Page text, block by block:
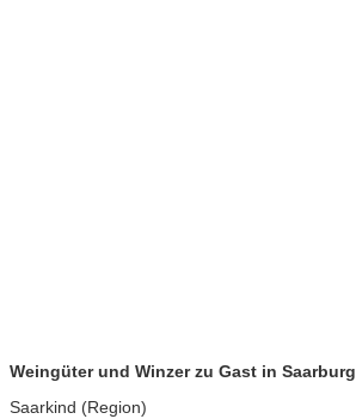
Weingüter und Winzer zu Gast in Saarburg
Saarkind (Region)